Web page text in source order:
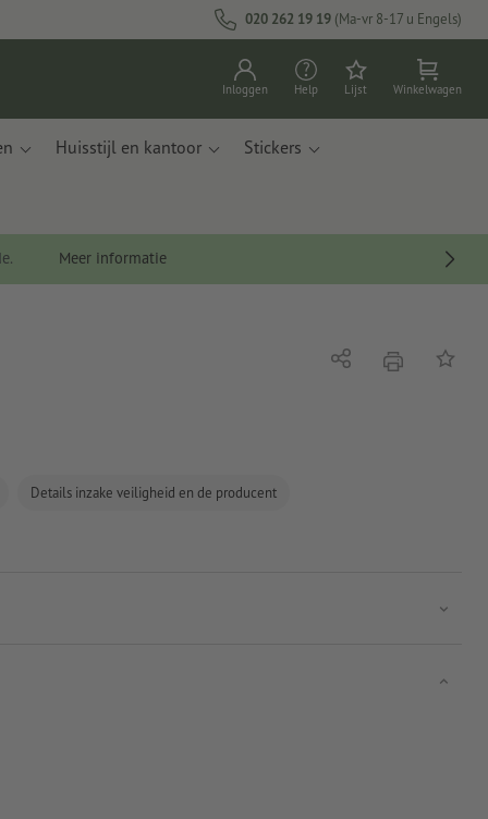
020 262 19 19 (Ma-vr 8-17 u Engels)
Inloggen Help Lijst Winkelwagen
Huisstijl en kantoor Stickers
Meer informatie
Details inzake veiligheid en de producent
Delen afdrukkenOp de